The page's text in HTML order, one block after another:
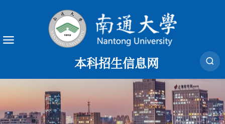
本科招生信息网